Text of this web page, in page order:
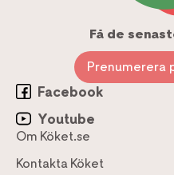
Få de
Prenumerera
Facebook
Youtube
Om Köket.se
Kontakta Köket